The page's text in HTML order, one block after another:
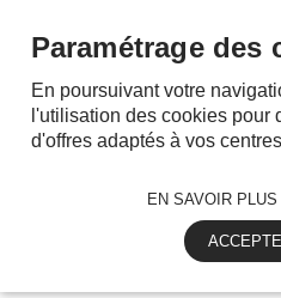
Paramétrage des
En poursuivant votre
l'utilisation des cookies pour
d'offres adaptés à vos
EN SAVOIR PLUS